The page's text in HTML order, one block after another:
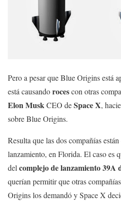
Pero a pesar que Blue Origins está
está causandorocescon otras
Elon MuskCEO deSpace X,
sobre Blue Origins.
Resulta que las dos compañías están
lanzamiento, en Florida. El caso es
del complejo de lanzamiento 39A
querían permitir que otras
Origins los demandó y Space X